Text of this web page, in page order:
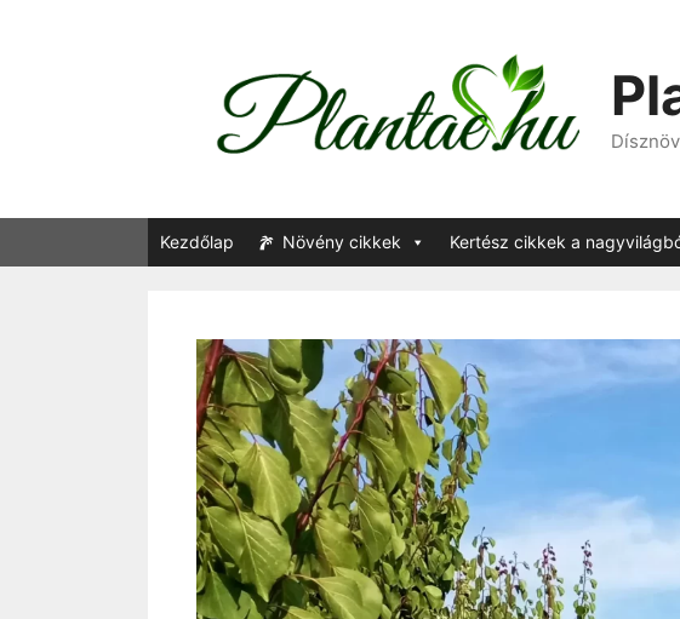
Kezdőlap Növény cikkek Kertész cikkek a